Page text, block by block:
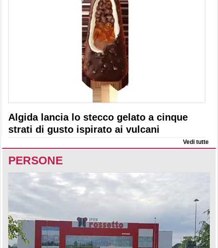
Algida lancia lo stecco gelato a cinque
strati di gusto ispirato ai vulcani
Vedi tutte
PERSONE